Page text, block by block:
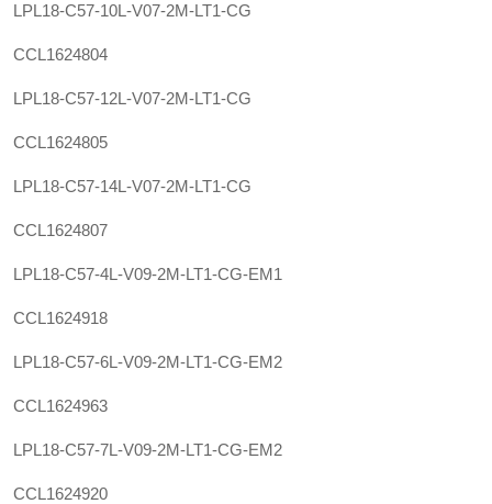
LPL18-C57-10L-V07-2M-LT1-CG
CCL1624804
LPL18-C57-12L-V07-2M-LT1-CG
CCL1624805
LPL18-C57-14L-V07-2M-LT1-CG
CCL1624807
LPL18-C57-4L-V09-2M-LT1-CG-EM1
CCL1624918
LPL18-C57-6L-V09-2M-LT1-CG-EM2
CCL1624963
LPL18-C57-7L-V09-2M-LT1-CG-EM2
CCL1624920